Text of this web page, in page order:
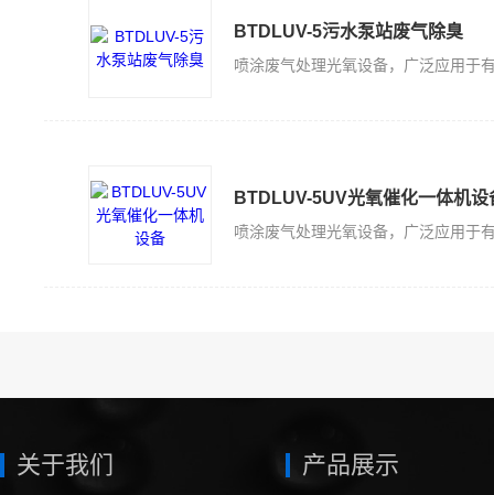
BTDLUV-5污水泵站废气除臭
BTDLUV-5UV光氧催化一体机设
关于我们 产品展示